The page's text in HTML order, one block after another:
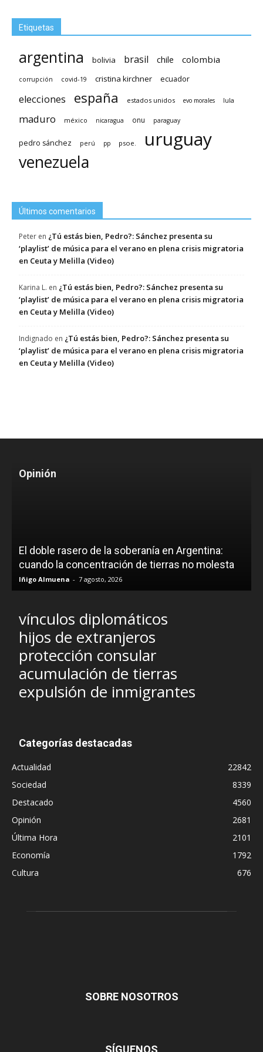
Etiquetas
argentina bolivia brasil chile colombia
corrupción covid-19 cristina kirchner ecuador
elecciones españa estados unidos evo morales lula
maduro méxico nicaragua onu paraguay
pedro sánchez perú pp psoe. uruguay
venezuela
Últimos comentarios
Peter en ¿Tú estás bien, Pedro?: Sánchez presenta su
‘playlist’ de música para el verano en plena crisis migratoria
en Ceuta y Melilla (Video)
Karina L. en ¿Tú estás bien, Pedro?: Sánchez presenta su
‘playlist’ de música para el verano en plena crisis migratoria
en Ceuta y Melilla (Video)
Indignado en ¿Tú estás bien, Pedro?: Sánchez presenta su
‘playlist’ de música para el verano en plena crisis migratoria
en Ceuta y Melilla (Video)
Opinión
El doble rasero de la soberanía en Argentina:
cuando la concentración de tierras no molesta
Iñigo Almuena - 7 agosto, 2026
vínculos diplomáticos
hijos de extranjeros
protección consular
acumulación de tierras
expulsión de inmigrantes
Categorías destacadas
Actualidad
22842
Sociedad
8339
Destacado
4560
Opinión
2681
Última Hora
2101
Economía
1792
Cultura
676
SOBRE NOSOTROS
SÍGUENOS